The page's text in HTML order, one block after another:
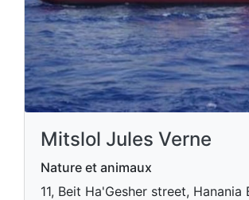
Mitslol Jules Verne
Nature et animaux
11, Beit Ha'Gesher street, Hanania